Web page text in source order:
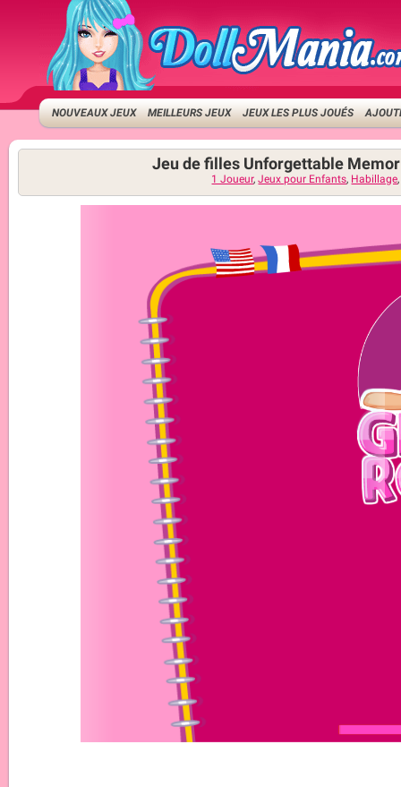
NOUVEAUX JEUX MEILLEURS JEUX JEUX LES PLUS JOUÉS
Jeu de filles Unforgettable
1 Joueur,Jeux pour Enfants, Habillage